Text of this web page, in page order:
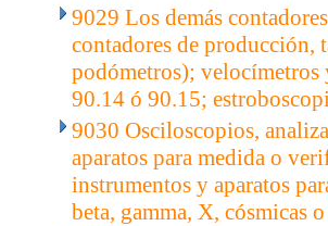
9029 Los demás
contadores de producción,
podómetros); velocímetros
90.14 ó 90.15;
9030 Osciloscopios,
aparatos para medida o
instrumentos y aparatos
beta, gamma, X, cósmicas